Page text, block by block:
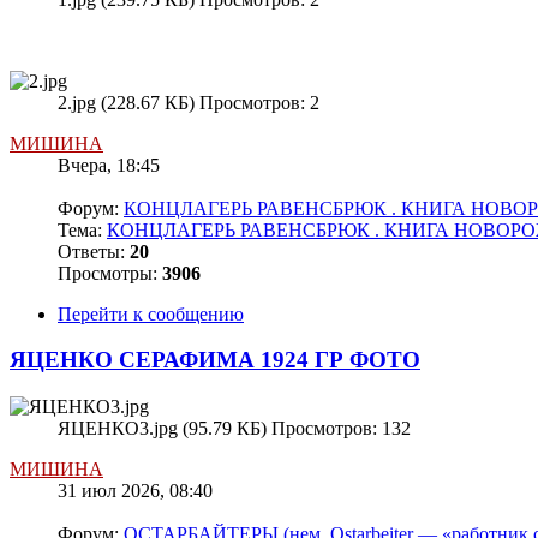
2.jpg (228.67 КБ) Просмотров: 2
МИШИНА
Вчера, 18:45
Форум: КОНЦЛАГЕРЬ РАВЕНСБРЮК . КНИГА
Тема: КОНЦЛАГЕРЬ РАВЕНСБРЮК . КНИГА
Ответы: 20
Просмотры: 3906
Перейти к сообщению
ЯЦЕНКО СЕРАФИМА 1924 ГР ФОТО
ЯЦЕНКО3.jpg (95.79 КБ) Просмотров: 132
МИШИНА
31 июл 2026, 08:40